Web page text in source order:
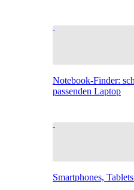
Notebook-Finder:
passenden Laptop
Smartphones,